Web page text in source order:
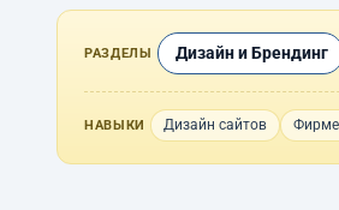
РАЗДЕЛЫ Дизайн и Брендинг
НАВЫКИ Дизайн сайтов